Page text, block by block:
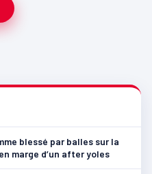
blessé par balles sur la
marge d’un after yoles